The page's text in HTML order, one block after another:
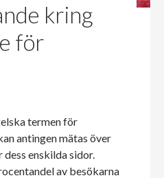
kring
för
termen för
antingen mätas över
dess enskilda sidor.
av besökarna